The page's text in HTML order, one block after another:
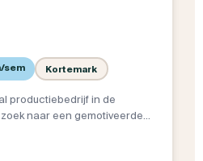
sem Kortemark
productiebedrijf in de
naar een gemotiveerde